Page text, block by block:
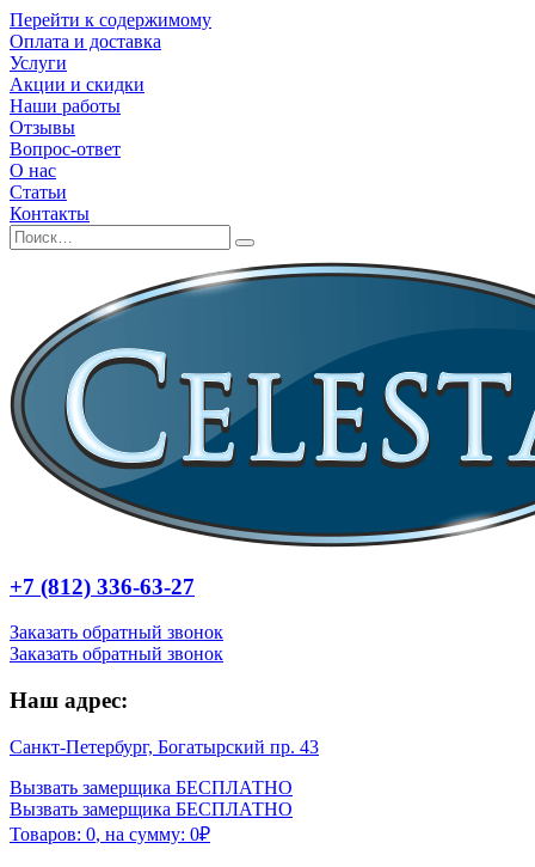
Перейти к содержимому
Оплата и доставка
Услуги
Акции и скидки
Наши работы
Отзывы
Вопрос-ответ
О нас
Статьи
Контакты
+7 (812) 336-63-27
Заказать обратный звонок
Заказать обратный звонок
Наш адрес:
Санкт-Петербург, Богатырский пр. 43
Вызвать замерщика БЕСПЛАТНО
Вызвать замерщика БЕСПЛАТНО
Товаров: 0, на сумму: 0₽